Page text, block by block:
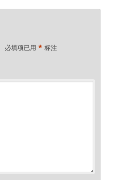
必填项已用* 标注